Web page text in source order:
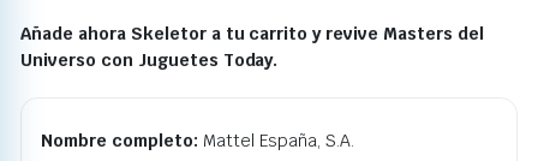
Añade ahora Skeletor a tu carrito y revive Masters del
Universo con Juguetes Today.
Nombre completo: Mattel España, S.A.